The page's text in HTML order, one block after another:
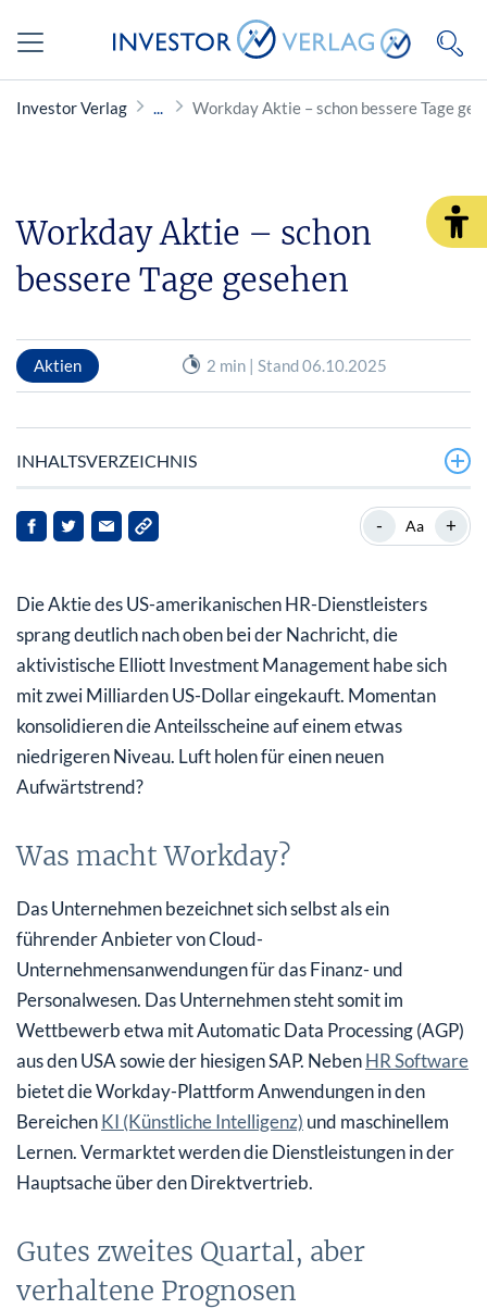
Investor Verlag Workday Aktie – schon bessere Tage
Workday Aktie – schon
bessere Tage gesehen
Aktien 2 min | Stand 06.10.2025
INHALTSVERZEICHNIS
Was macht Workday?
Vorsicht wegen Trump
Was macht die Aktie von Workday?
- Aa +
Die Aktie des US-amerikanischen HR-Dienstleisters
sprang deutlich nach oben bei der Nachricht, die
aktivistische Elliott Investment Management habe sich
mit zwei Milliarden US-Dollar eingekauft. Momentan
konsolidieren die Anteilsscheine auf einem etwas
niedrigeren Niveau. Luft holen für einen neuen
Aufwärtstrend?
Was macht Workday?
Das Unternehmen bezeichnet sich selbst als ein
führender Anbieter von Cloud-
Unternehmensanwendungen für das Finanz- und
Personalwesen. Das Unternehmen steht somit im
Wettbewerb etwa mit Automatic Data Processing (AGP)
aus den USA sowie der hiesigen SAP. NebenHR Software
bietet die Workday-Plattform Anwendungen in den
BereichenKI (Künstliche Intelligenz) und maschinellem
Lernen. Vermarktet werden die Dienstleistungen in der
Hauptsache über den Direktvertrieb.
Gutes zweites Quartal, aber
verhaltene Prognosen